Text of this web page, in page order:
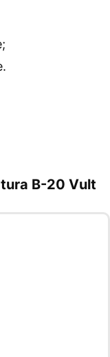
B-20 Vult